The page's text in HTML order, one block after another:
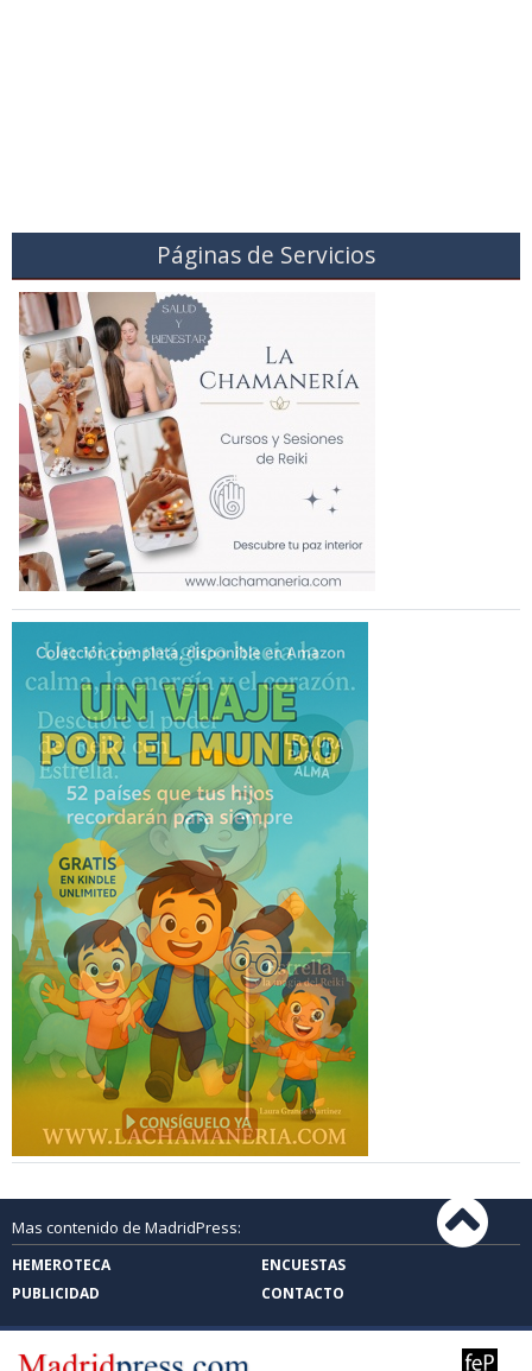
Páginas de Servicios
Mas contenido de MadridPress:
HEMEROTECA
ENCUESTAS
PUBLICIDAD
CONTACTO